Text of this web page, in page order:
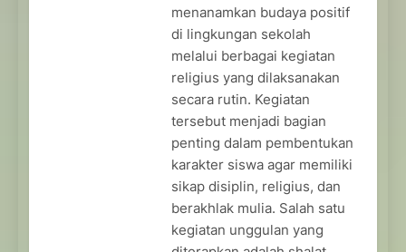
menanamkan budaya positif
di lingkungan sekolah
melalui berbagai kegiatan
religius yang dilaksanakan
secara rutin. Kegiatan
tersebut menjadi bagian
penting dalam pembentukan
karakter siswa agar memiliki
sikap disiplin, religius, dan
berakhlak mulia. Salah satu
kegiatan unggulan yang